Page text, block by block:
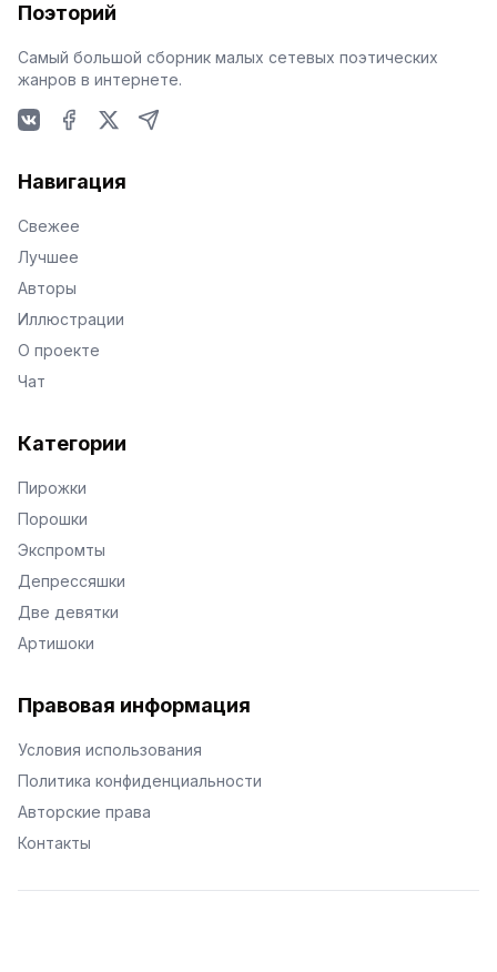
Поэторий
Самый большой сборник малых сетевых поэтических
жанров в интернете.
Навигация
Свежее
Лучшее
Авторы
Иллюстрации
О проекте
Чат
Категории
Пирожки
Порошки
Экспромты
Депрессяшки
Две девятки
Артишоки
Правовая информация
Условия использования
Политика конфиденциальности
Авторские права
Контакты